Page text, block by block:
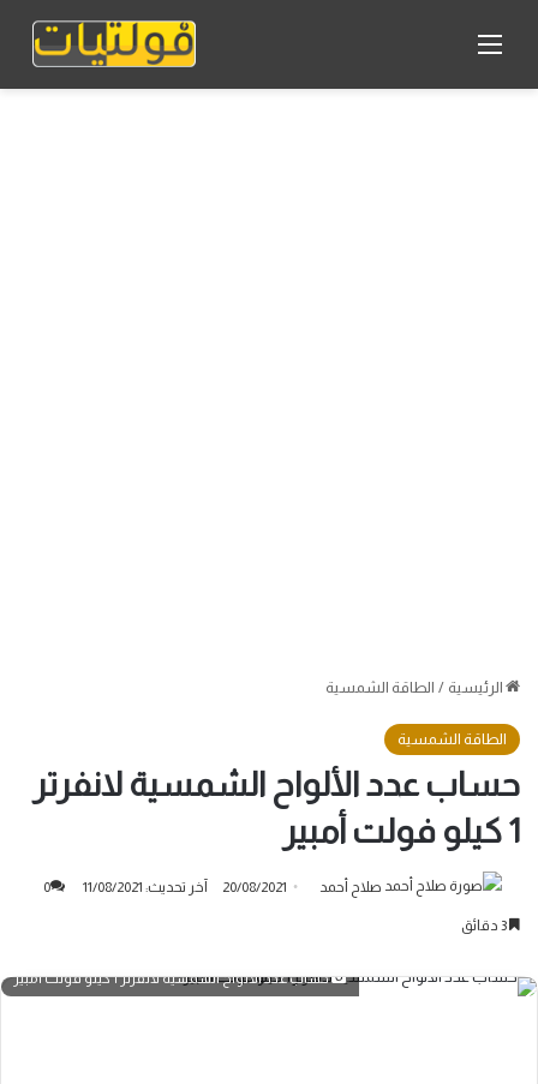
القائمة
الرئيسية / الطاقة الشمسية
الطاقة الشمسية
حساب عدد الألواح الشمسية لانفرتر
1 كيلو فولت أمبير
صلاح أحمد 20/08/2021 آخر تحديث: 11/08/2021 0
حساب عدد الألواح الشمسية لانفرتر 1 كيلو فولت أمبير